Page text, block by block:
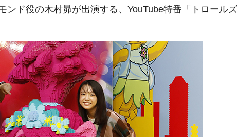
ンド役の木村昴が出演する、YouTube特番「トロールズ